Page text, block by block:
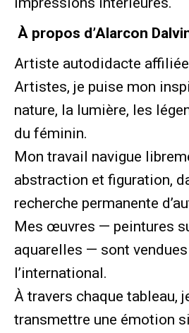
À propos d’Alarcon
Artiste autodidacte
Artistes, je puise mon
nature, la lumière, les
du féminin.
Mon travail navigue
abstraction et figuration,
recherche permanente
Mes œuvres — peintures
aquarelles — sont
l’international.
À travers chaque tableau,
transmettre une émotion